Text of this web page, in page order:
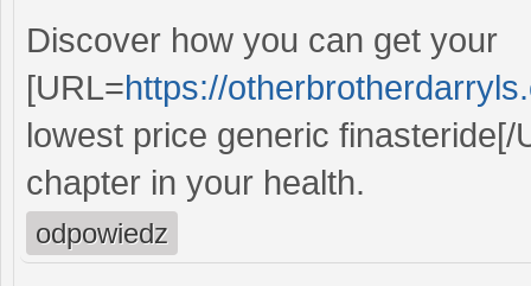
Discover how you can get your
[URL=https://
lowest price generic
chapter in your health.
odpowiedz